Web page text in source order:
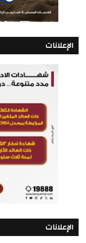
الإعلانات
الإعلانات